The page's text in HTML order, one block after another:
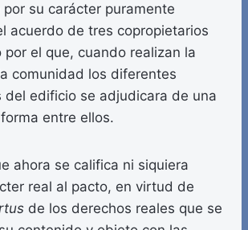
su carácter puramente
acuerdo de tres copropietarios
el que, cuando realizan la
comunidad los diferentes
del edificio se adjudicara de una
entre ellos.
ahora se califica ni siquiera
real al pacto, en virtud de
de los derechos reales que se